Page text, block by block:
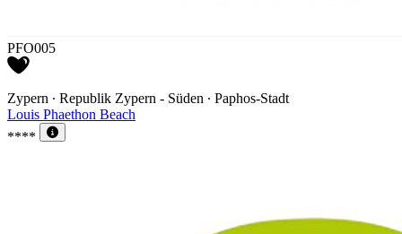
PFO005
Zypern ∙ Republik Zypern - Süden ∙ Paphos-Stadt
Louis Phaethon Beach
****